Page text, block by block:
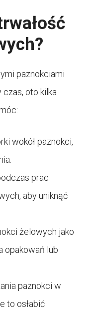
paznokciami
czas, oto kilka
wokół paznokci,
prac
aby uniknąć
żelowych jako
opakowań lub
paznokci w
to osłabić